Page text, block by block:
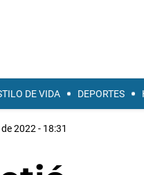
DE VIDA DEPORTES
2022 - 18:31